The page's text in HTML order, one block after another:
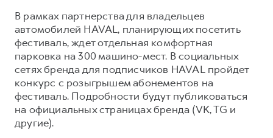
В рамках партнерства для владельцев
автомобилей HAVAL, планирующих посетить
фестиваль, ждет отдельная комфортная
парковка на 300 машино-мест. В социальных
сетях бренда для подписчиков HAVAL пройдет
конкурс с розыгрышем абонементов на
фестиваль. Подробности будут публиковаться
на официальных страницах бренда (VK, TG и
другие).